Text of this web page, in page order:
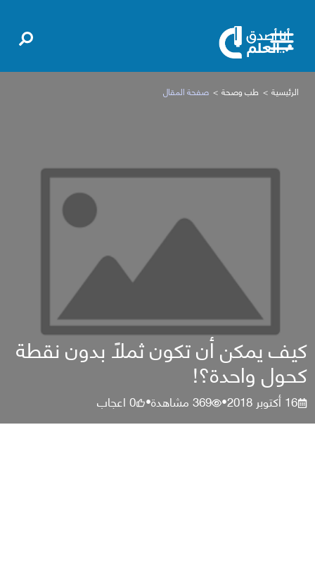
الرئيسية طب وصحة صفحة المقال
كيف يمكن أن تكون ثملًا بدون نقطة
كحول واحدة؟!
16 أكتوبر 2018 •
369مشاهدة•
0اعجاب